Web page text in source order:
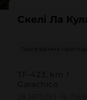
Скелі Ла
Географічна
TF-423, km 1
Garachico